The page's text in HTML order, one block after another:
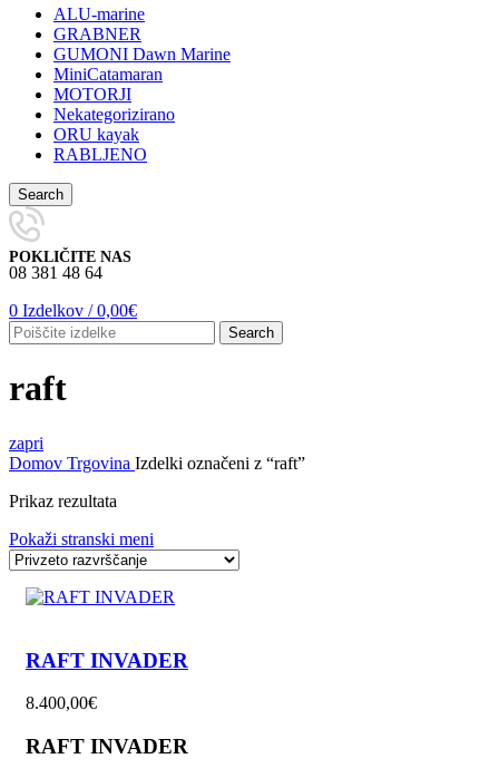
ALU-marine
GRABNER
GUMONI Dawn Marine
MiniCatamaran
MOTORJI
Nekategorizirano
ORU kayak
RABLJENO
Search
POKLIČITE NAS
08 381 48 64
0 Izdelkov / 0,00€
Search
raft
zapri
Domov Trgovina Izdelki označeni z “raft”
Prikaz rezultata
Pokaži stranski meni
RAFT INVADER
8.400,00€
RAFT INVADER